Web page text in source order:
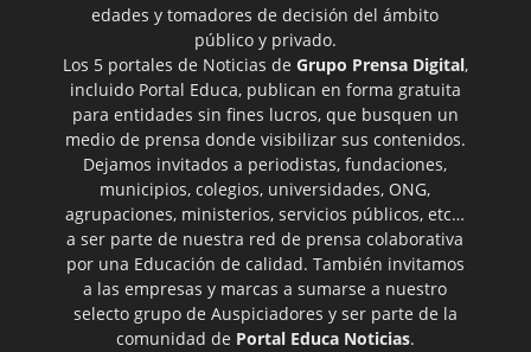
edades y tomadores de decisión del ámbito
público y privado.
Los 5 portales de Noticias de Grupo Prensa Digital,
incluido Portal Educa, publican en forma gratuita
para entidades sin fines lucros, que busquen un
medio de prensa donde visibilizar sus contenidos.
Dejamos invitados a periodistas, fundaciones,
municipios, colegios, universidades, ONG,
agrupaciones, ministerios, servicios públicos, etc…
a ser parte de nuestra red de prensa colaborativa
por una Educación de calidad. También invitamos
a las empresas y marcas a sumarse a nuestro
selecto grupo de Auspiciadores y ser parte de la
comunidad de Portal Educa Noticias.